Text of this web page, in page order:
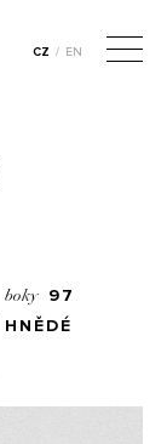
CZ / EN
boky 97
HNĚDÉ